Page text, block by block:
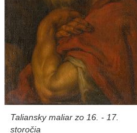
Taliansky maliar zo 16. - 17.
storočia